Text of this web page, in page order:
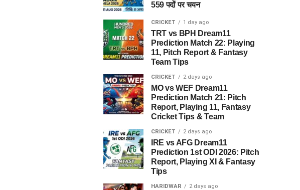
559 पदों पर चयन
CRICKET 1 day ago
TRT vs BPH Dream11
Prediction Match 22: Playing
11, Pitch Report & Fantasy
Team Tips
CRICKET 2 days ago
MO vs WEF Dream11
Prediction Match 21: Pitch
Report, Playing 11, Fantasy
Cricket Tips & Team
CRICKET 2 days ago
IRE vs AFG Dream11
Prediction 1st ODI 2026: Pitch
Report, Playing XI & Fantasy
Tips
HARIDWAR 2 days ago